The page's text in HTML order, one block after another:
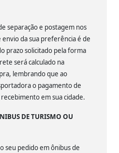
separação e postagem nos
da sua preferência é de
prazo solicitado pela forma
será calculado na
lembrando que ao
o pagamento de
em sua cidade.
DE TURISMO OU
seu pedido em ônibus de